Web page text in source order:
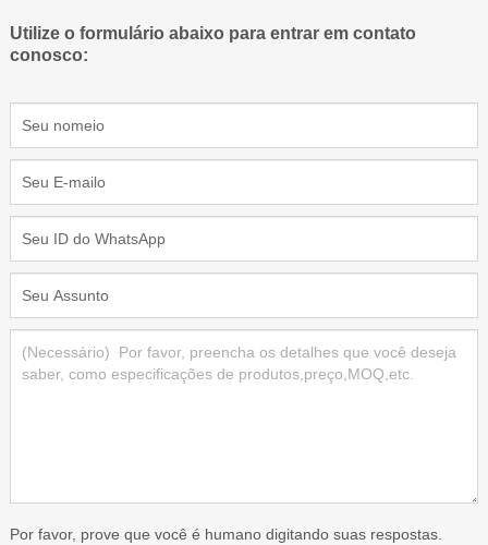
Utilize o formulário abaixo para entrar em contato
conosco:
Por favor, prove que você é humano digitando suas respostas.